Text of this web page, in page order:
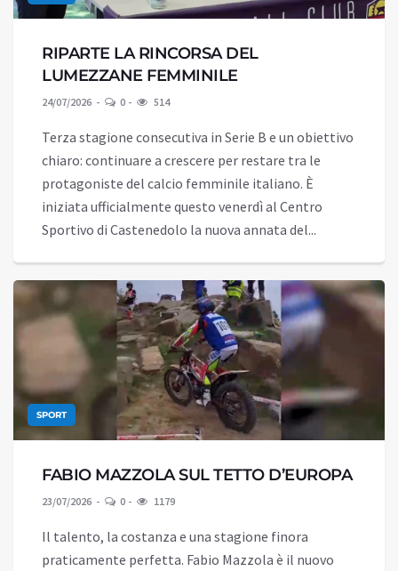
RIPARTE LA RINCORSA DEL
LUMEZZANE FEMMINILE
24/07/2026 0 514
Terza stagione consecutiva in Serie B e un obiettivo
chiaro: continuare a crescere per restare tra le
protagoniste del calcio femminile italiano. È
iniziata ufficialmente questo venerdì al Centro
Sportivo di Castenedolo la nuova annata del...
SPORT
FABIO MAZZOLA SUL TETTO D’EUROPA
23/07/2026 0 1179
Il talento, la costanza e una stagione finora
praticamente perfetta. Fabio Mazzola è il nuovo